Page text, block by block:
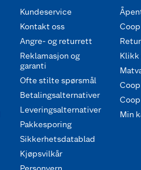
Kundeservice
Kontakt oss
Angre- og returrett
Reklamasjon og
garanti
Ofte stilte spørsmål
Betalingsalternativer
Leveringsalternativer
Pakkesporing
Sikkerhetsdatablad
Kjøpsvilkår
Klikk
Min